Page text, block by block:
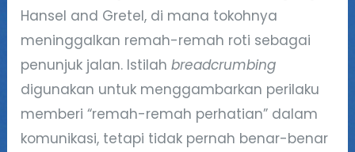
Hansel and Gretel, di mana tokohnya
meninggalkan remah-remah roti sebagai
penunjuk jalan. Istilahbreadcrumbing
digunakan untuk menggambarkan perilaku
memberi “remah-remah perhatian” dalam
komunikasi, tetapi tidak pernah benar-benar